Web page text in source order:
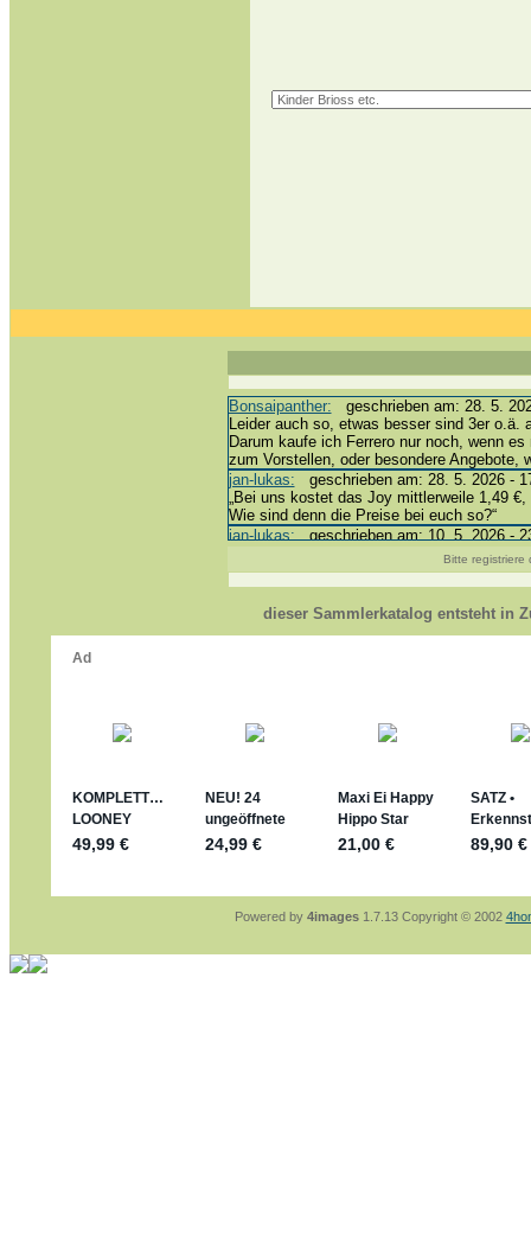
Bonsaipanther: geschrieben am: 28. 5.
Leider auch so, etwas besser sind 3er o.ä.
Darum kaufe ich Ferrero nur noch, wenn
zum Vorstellen, oder besondere Angebote,
jan-lukas: geschrieben am: 28. 5. 2026 -
„Bei uns kostet das Joy mittlerweile 1,49
Wie sind denn die Preise bei euch so?“
jan-lukas:geschrieben am: 10. 5. 2026 -
Bonsaipanther:geschrieben am: 10. 5.
@ Harald
https://www.ue-ei-portal-
Dein Enkel sollte zur Strafe die nächsten
jan-lukas:
geschrieben am: 29. 4. 2026 -
https://www.ferrero-
stimmt, jetzt fällt es mir auch ein
*Bussi*
Bonsaipanther:
geschrieben am: 28. 4.
So habe ich das in Erinnerung ... oder?
jan-lukas:geschrieben am: 28. 4. 2026 -
Bitte registriere
dieser Sammlerkatalog entsteht in
Powered by 4images1.7.13 Copyright © 2002